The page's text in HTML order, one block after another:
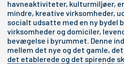
havneaktiviteter, kulturmiljøer,
mindre, kreative virksomheder,
socialt udsatte med en ny bydel
virksomheder og domiciler,
bevægelse i byrummet. Denne
mellem det nye og det gamle,
det etablerede og det spirende